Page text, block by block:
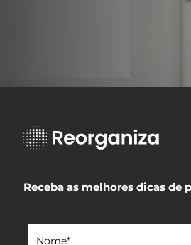
Receba as melhores dicas de